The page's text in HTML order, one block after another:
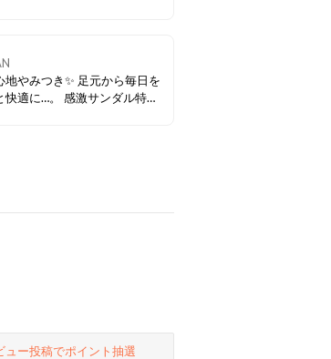
シーンでも大活躍！
地やみつき✨ 足元から毎日を
快適に…。 感激サンダル特
ュー投稿でポイント抽選